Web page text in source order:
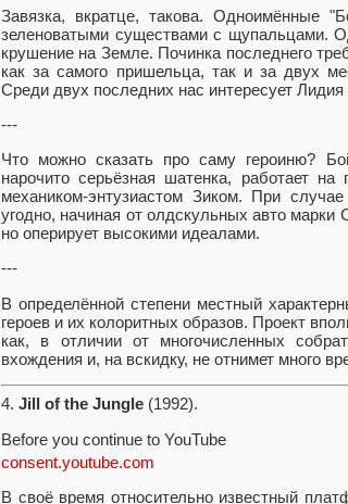
Завязка, вкратце, такова. Одноимённые
зеленоватыми существами с щупальцами.
крушение на Земле. Починка последнего
как за самого пришельца, так и за двух
Среди двух последних нас интересует
---
Что можно сказать про саму героиню?
нарочито серьёзная шатенка, работает
механиком-энтузиастом Зиком. При
угодно, начиная от олдскульных авто марки
но оперирует высокими идеалами.
---
В определённой степени местный
героев и их колоритных образов. Проект
как, в отличии от многочисленных
вхождения и, на вскидку, не отнимет много
4. Jill of the Jungle (1992).
Before you continue to YouTube
consent.youtube.com
В своё время относительно известный